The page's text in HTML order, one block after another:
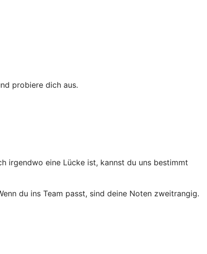
probiere dich aus.
irgendwo eine Lücke ist, kannst du uns bestimmt
du ins Team passt, sind deine Noten zweitrangig.